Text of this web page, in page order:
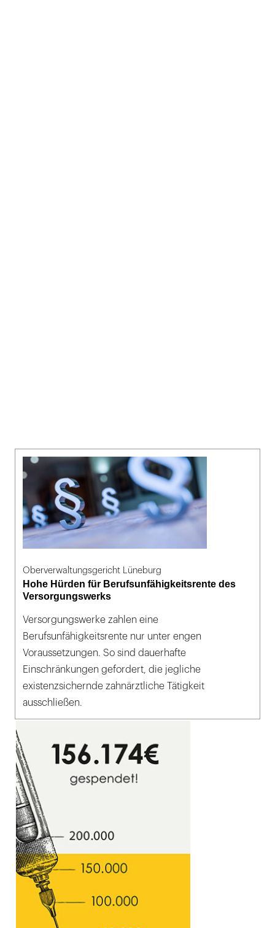
Oberverwaltungsgericht Lüneburg
Hohe Hürden für Berufsunfähigkeitsrente des
Versorgungswerks
Versorgungswerke zahlen eine
Berufsunfähigkeitsrente nur unter engen
Voraussetzungen. So sind dauerhafte
Einschränkungen gefordert, die jegliche
existenzsichernde zahnärztliche Tätigkeit
ausschließen.